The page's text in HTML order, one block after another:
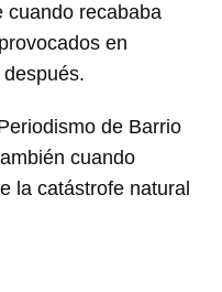
cuando recababa
en
de Barrio
cuando
la catástrofe natural